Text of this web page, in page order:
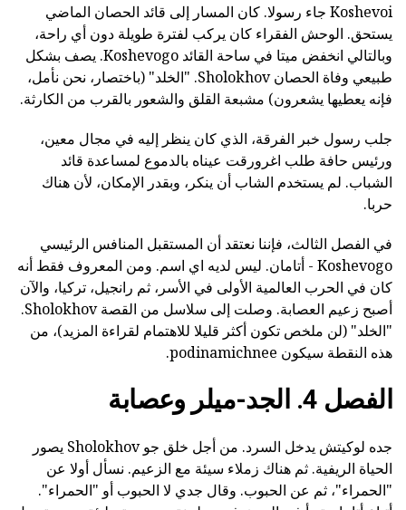
Koshevoi جاء رسولا. كان المسار إلى قائد الحصان الماضي
يستحق. الوحش الفقراء كان يركب لفترة طويلة دون أي راحة،
وبالتالي انخفض ميتا في ساحة القائد Koshevogo. يصف بشكل
طبيعي وفاة الحصان Sholokhov. "الخلد" (باختصار، نحن نأمل،
فإنه يعطيها يشعرون) مشبعة القلق والشعور بالقرب من الكارثة.
جلب رسول خبر الفرقة، الذي كان ينظر إليه في مجال معين،
ورئيس حافة طلب اغرورقت عيناه بالدموع لمساعدة قائد
الشباب. لم يستخدم الشاب أن ينكر، وبقدر الإمكان، لأن هناك
حربا.
في الفصل الثالث، فإننا نعتقد أن المستقبل المنافس الرئيسي
Koshevogo - أتامان. ليس لديه اي اسم. ومن المعروف فقط أنه
كان في الحرب العالمية الأولى في الأسر، ثم رانجيل، تركيا، والآن
أصبح زعيم العصابة. وصلت إلى سلاسل من القصة Sholokhov.
"الخلد" (لن ملخص تكون أكثر قليلا للاهتمام لقراءة المزيد)، من
هذه النقطة سيكون podinamichnee.
الفصل 4. الجد-ميلر وعصابة
جده لوكيتش يدخل السرد. من أجل خلق جو Sholokhov يصور
الحياة الريفية. ثم هناك زملاء سيئة مع الزعيم. نسأل أولا عن
"الحمراء"، ثم عن الحبوب. وقال جدي لا الحبوب أو "الحمراء".